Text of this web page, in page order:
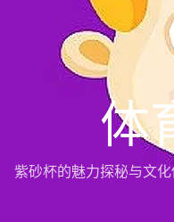
体
紫砂杯的魅力探秘与文